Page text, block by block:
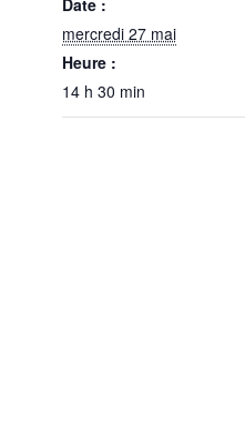
mercredi 27 mai
Heure :
14 h 30 min